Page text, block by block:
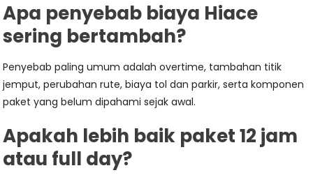
Apa penyebab biaya Hiace
sering bertambah?
Penyebab paling umum adalah overtime, tambahan titik
jemput, perubahan rute, biaya tol dan parkir, serta komponen
paket yang belum dipahami sejak awal.
Apakah lebih baik paket 12 jam
atau full day?